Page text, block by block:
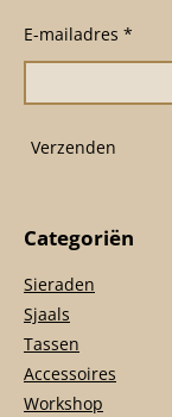
o
o
g
r
m
p
E-mailadres *
Verzenden
Categoriën
Sieraden
Sjaals
Tassen
Accessoires
Workshop